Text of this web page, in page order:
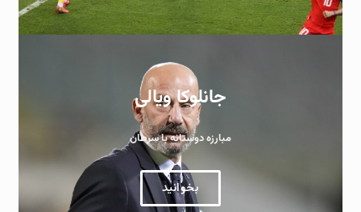
جانلوکا ویالی
مبارزه دوستانه با سرطان
بخوانید